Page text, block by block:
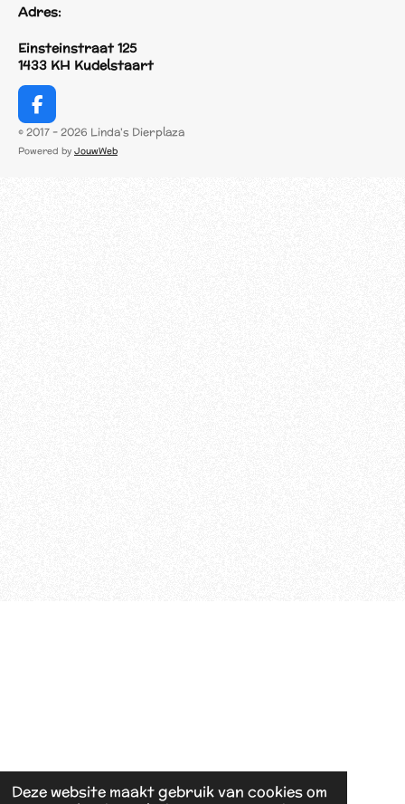
Deze website maakt gebruik van cookies om
Adres:
Einsteinstraat 125
1433 KH Kudelstaart
F
a
c
© 2017 - 2026 Linda's Dierplaza
Powered by JouwWeb